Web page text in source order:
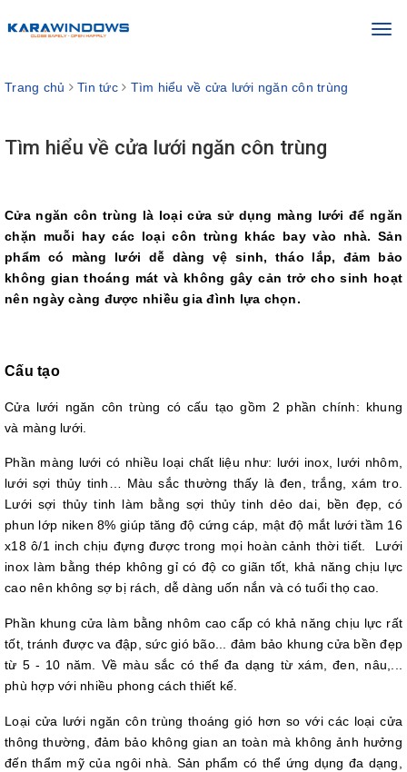
Trang chủ Tin tức Tìm hiểu về cửa lưới ngăn côn trùng
Tìm hiểu về cửa lưới ngăn côn trùng
Cửa ngăn côn trùng là loại cửa sử dụng màng lưới để ngăn
chặn muỗi hay các loại côn trùng khác bay vào nhà. Sản
phẩm có màng lưới dễ dàng vệ sinh, tháo lắp, đảm bảo
không gian thoáng mát và không gây cản trở cho sinh hoạt
nên ngày càng được nhiều gia đình lựa chọn.
Cấu tạo
Cửa lưới ngăn côn trùng có cấu tạo gồm 2 phần chính: khung
và màng lưới.
Phần màng lưới có nhiều loại chất liệu như: lưới inox, lưới nhôm,
lưới sợi thủy tinh… Màu sắc thường thấy là đen, trắng, xám tro.
Lưới sợi thủy tinh làm bằng sợi thủy tinh dẻo dai, bền đẹp, có
phun lớp niken 8% giúp tăng độ cứng cáp, mật độ mắt lưới tầm 16
x18 ô/1 inch chịu đựng được trong mọi hoàn cảnh thời tiết. Lưới
inox làm bằng thép không gỉ có độ co giãn tốt, khả năng chịu lực
cao nên không sợ bị rách, dễ dàng uốn nắn và có tuổi thọ cao.
Phần khung cửa làm bằng nhôm cao cấp có khả năng chịu lực rất
tốt, tránh được va đập, sức gió bão... đảm bảo khung cửa bền đẹp
từ 5 - 10 năm. Về màu sắc có thể đa dạng từ xám, đen, nâu,...
phù hợp với nhiều phong cách thiết kế.
Loại cửa lưới ngăn côn trùng thoáng gió hơn so với các loại cửa
thông thường, đảm bảo không gian an toàn mà không ảnh hưởng
đến thẩm mỹ của ngôi nhà. Sản phẩm có thể ứng dụng đa dạng,